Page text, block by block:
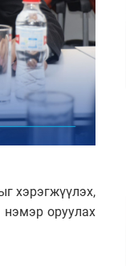
хэрэгжүүлэх,
оруулах